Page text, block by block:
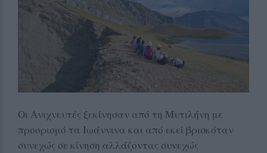
Οι Ανιχνευτές ξεκίνησαν από τη Μυτιλήνη με
προορισμό τα Ιωάννινα και από εκεί βρισκόταν
συνεχώς σε κίνηση αλλάζοντας συνεχώς